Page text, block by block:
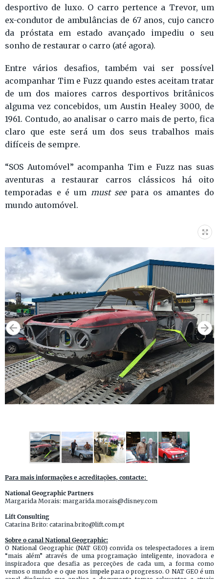
desportivo de luxo. O carro pertence a Trevor, um
ex-condutor de ambulâncias de 67 anos, cujo cancro
da próstata em estado avançado impediu o seu
sonho de restaurar o carro (até agora).
Entre vários desafios, também vai ser possível
acompanhar Tim e Fuzz quando estes aceitam tratar
de um dos maiores carros desportivos britânicos
alguma vez concebidos, um Austin Healey 3000, de
1961. Contudo, ao analisar o carro mais de perto, fica
claro que este será um dos seus trabalhos mais
difíceis de sempre.
“SOS Automóvel” acompanha Tim e Fuzz nas suas
aventuras a restaurar carros clássicos há oito
temporadas e é um must seepara os amantes do
mundo automóvel.
Para mais informações e acreditações, contacte:
National Geographic Partners
Margarida Morais: margarida.morais@disney.com
Lift Consulting
Catarina Brito: catarina.brito@lift.com.pt
Sobre o canal National Geographic:
O National Geographic (NAT GEO) convida os telespectadores a irem
“mais além” através de uma programação inteligente, inovadora e
inspiradora que desafia as perceções de cada um, a forma como
vemos o mundo e o que nos impele para o progresso. O NAT GEO é um